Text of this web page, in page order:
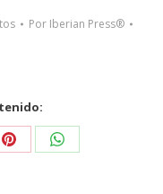
Por Iberian Press®
Share Share